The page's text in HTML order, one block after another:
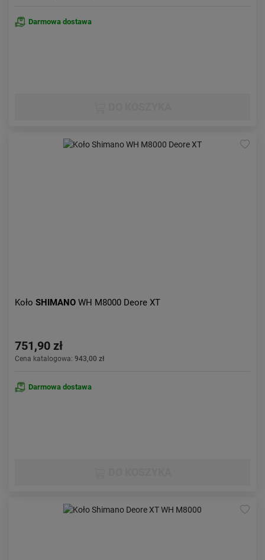
Darmowa dostawa
Koło SHIMANO WH M8000 Deore XT
751,90 zł
Cena katalogowa: 943,00 zł
Darmowa dostawa